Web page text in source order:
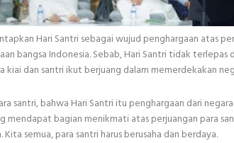
Hari Santri sebagai wujud penghargaan atas
bangsa Indonesia. Sebab, Hari Santri tidak terlepas
kiai dan santri ikut berjuang dalam memerdekakan
santri, bahwa Hari Santri itu penghargaan dari
mendapat bagian menikmati atas perjuangan para
semua, para santri harus berusaha dan berdaya.